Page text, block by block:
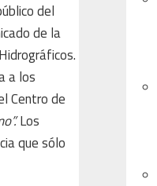
del
de la
a los
Centro de
Los
que sólo